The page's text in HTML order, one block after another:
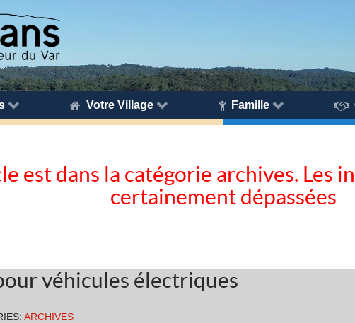
Votre Village Famille
est dans la catégorie archives. Les
certainement dépassées
véhicules électriques
ARCHIVES